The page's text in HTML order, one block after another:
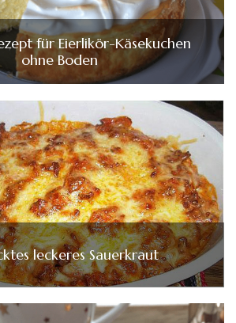
für Eierlikör-Käsekuchen
ohne Boden
leckeres Sauerkraut